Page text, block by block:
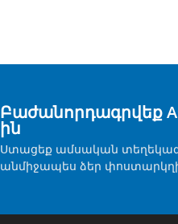
Բաժանորդագրվեք
ին
Ստացեք ամսական
անմիջապես ձեր